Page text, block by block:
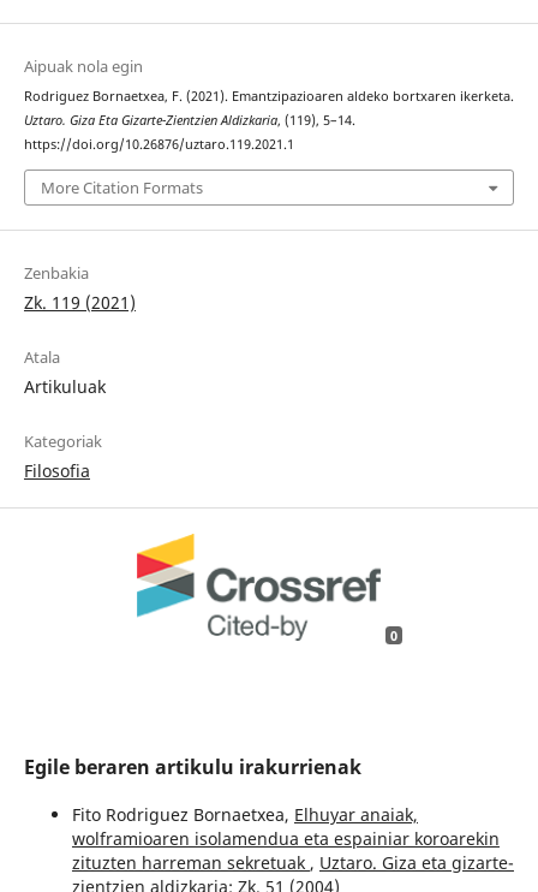
Aipuak nola egin
Rodriguez Bornaetxea, F. (2021). Emantzipazioaren aldeko bortxaren ikerketa.
Uztaro. Giza Eta Gizarte-Zientzien Aldizkaria, (119), 5–14.
https://doi.org/10.26876/uztaro.119.2021.1
More Citation Formats
Zenbakia
Zk. 119 (2021)
Atala
Artikuluak
Kategoriak
Filosofia
0
Egile beraren artikulu irakurrienak
Fito Rodriguez Bornaetxea, Elhuyar anaiak,
wolframioaren isolamendua eta espainiar koroarekin
zituzten harreman sekretuak , Uztaro. Giza eta gizarte-
zientzien aldizkaria: Zk. 51 (2004)